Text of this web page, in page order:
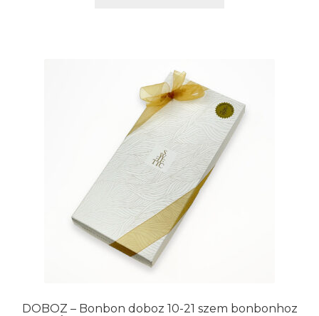
DOBOZ – Bonbon doboz 10-21 szem bonbonhoz